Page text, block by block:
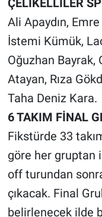
ÇELİKELLİLER
Ali Apaydın,
İstemi Kümük,
Oğuzhan Bayrak,
Atayan, Rıza
Taha Deniz Kara.
6 TAKIM FİNAL
Fikstürde 33
göre her gruptan
off turundan
çıkacak. Final
belirlenecek ilde